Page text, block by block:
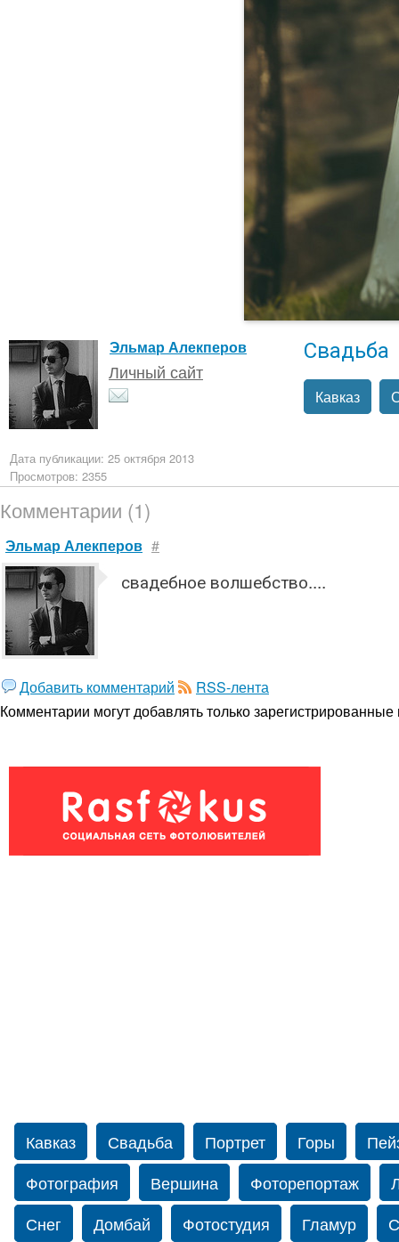
Эльмар Алекперов
Личный сайт
Свадьба
Кавказ
Дата публикации: 25 октября 2013
Просмотров: 2355
Комментарии (1)
Эльмар Алекперов #
свадебное волшебство....
Добавить комментарий
RSS-лента
Комментарии могут добавлять толькозарегистрированные
Кавказ Свадьба Портрет Горы
Фотография
Вершина Фоторепортаж
Снег
Домбай Фотостудия Гламур